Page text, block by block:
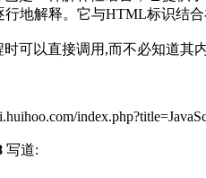
地解释。它与HTML标识结
可以直接调用,而不必知道
写道: